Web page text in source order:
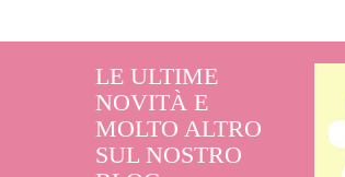
LE ULTIME
NOVITÀ E
MOLTO ALTRO
SUL NOSTRO